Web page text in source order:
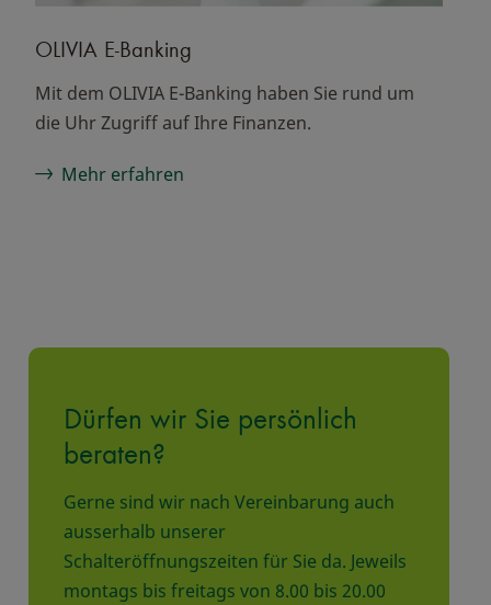
OLIVIA E-Banking
Mit dem OLIVIA E-Banking haben Sie rund um
die Uhr Zugriff auf Ihre Finanzen.
Mehr erfahren
Dürfen wir Sie persönlich
beraten?
Gerne sind wir nach Vereinbarung auch
ausserhalb unserer
Schalteröffnungszeiten für Sie da. Jeweils
montags bis freitags von 8.00 bis 20.00